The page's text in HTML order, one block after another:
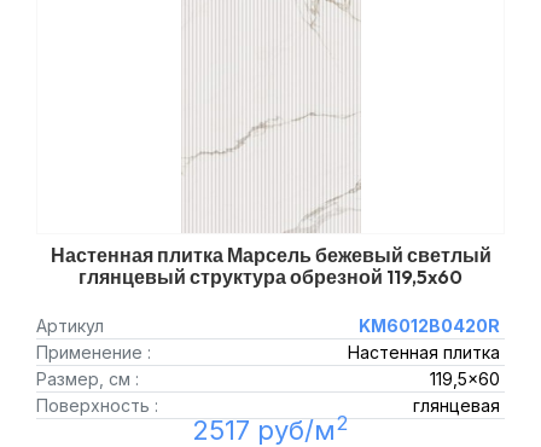
Настенная плитка Марсель бежевый светлый
глянцевый структура обрезной 119,5x60
Артикул
KM6012B0420R
Применение :
Настенная плитка
Размер, см :
119,5x60
Поверхность :
глянцевая
2517 руб/м2